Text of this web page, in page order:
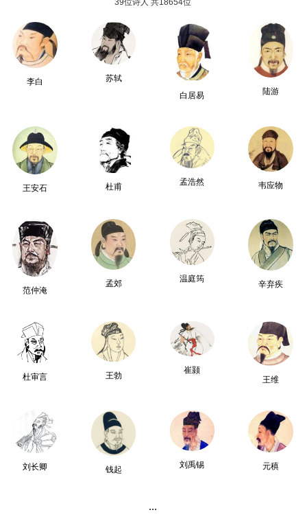
39位诗人 共18654位
李白
苏轼
白居易
陆游
王安石 杜甫
孟浩然 韦应物
范仲淹
孟郊
温庭筠
辛弃疾
杜审言 王勃
崔颢
王维
刘长卿 钱起
刘禹锡 元稹
...